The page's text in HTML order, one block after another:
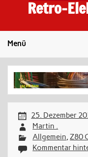
Retro-
Menü
25. Dezember
Martin .
Allgemein,Z80
Kommentar